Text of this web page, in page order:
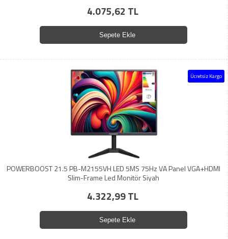
4.075,62 TL
Sepete Ekle
Ücretsiz Kargo
POWERBOOST 21.5 PB-M2155VH LED 5MS 75Hz VA Panel VGA+HDMI
Slim-Frame Led Monitör Siyah
4.322,99 TL
Sepete Ekle